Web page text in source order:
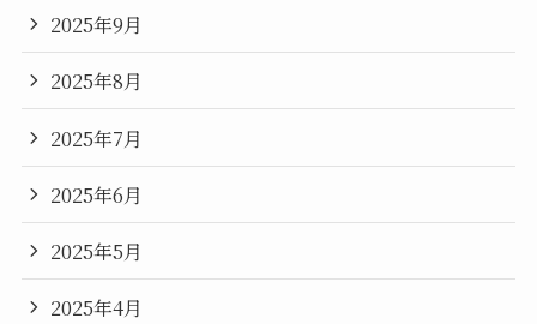
2025年9月
2025年8月
2025年7月
2025年6月
2025年5月
2025年4月